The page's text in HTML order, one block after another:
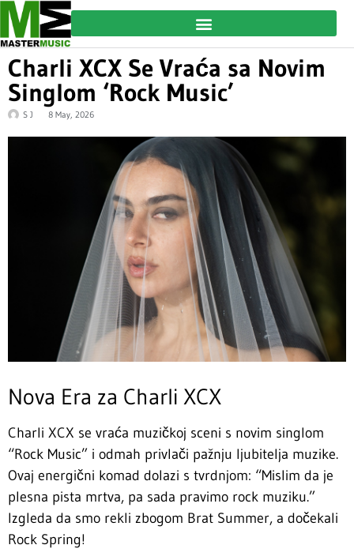
Charli XCX Se Vraća sa Novim
Singlom ‘Rock Music’
S J 8 May, 2026
Nova Era za Charli XCX
Charli XCX se vraća muzičkoj sceni s novim singlom
“Rock Music” i odmah privlači pažnju ljubitelja muzike.
Ovaj energični komad dolazi s tvrdnjom: “Mislim da je
plesna pista mrtva, pa sada pravimo rock muziku.”
Izgleda da smo rekli zbogom Brat Summer, a dočekali
Rock Spring!